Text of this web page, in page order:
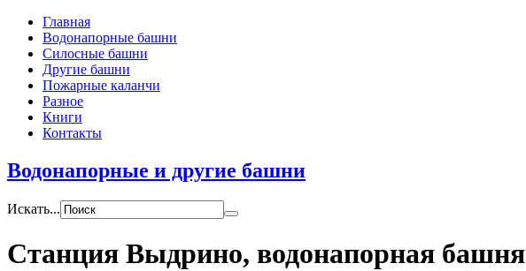
Главная
Водонапорные башни
Силосные башни
Другие башни
Пожарные каланчи
Разное
Книги
Контакты
Водонапорные и другие башни
Искать...
Станция Выдрино, водонапорная башня